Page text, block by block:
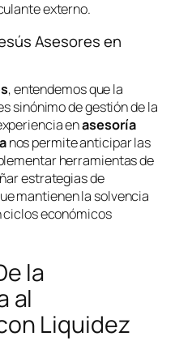
externo.
Asesores en
, entendemos que la
sinónimo de gestión de la
enasesoría
nos permite anticipar las
herramientas de
estrategias de
mantienen la solvencia
ciclos económicos
la
al
Liquidez